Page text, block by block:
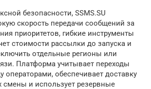
безопасности, SSMS.SU
скорость передачи сообщений за
приоритетов, гибкие инструменты
стоимости рассылки до запуска и
отдельные регионы или
Платформа учитывает переходы
операторами, обеспечивает доставку
смены и использует резервные